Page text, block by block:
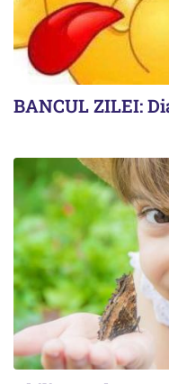
BANCUL ZILEI: